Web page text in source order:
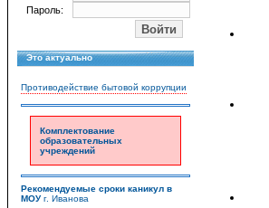
Пароль:
Это актуально
Противодействие бытовой коррупции
Комплектование
образовательных
учреждений
Рекомендуемые сроки каникул в
МОУг. Иванова